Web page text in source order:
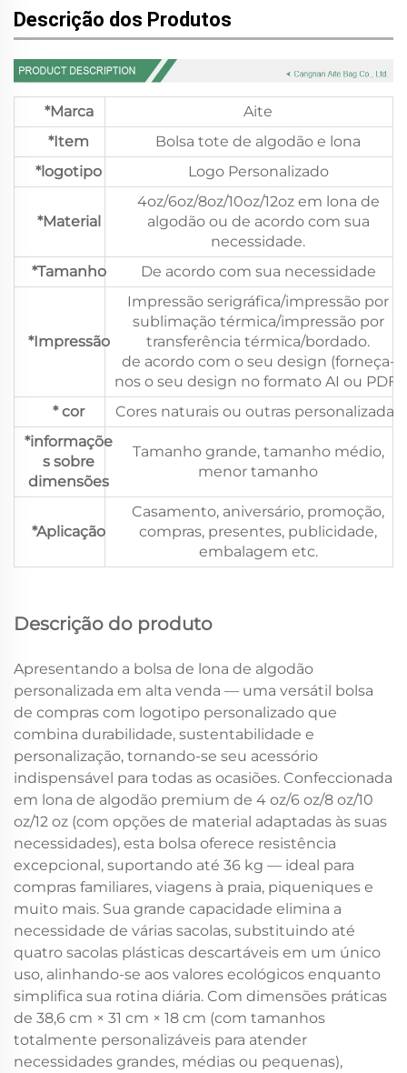
Descrição dos Produtos
*Marca
Aite
*Item
Bolsa tote de algodão e lona
*logotipo
Logo Personalizado
*Material
4oz/6oz/8oz/10oz/12oz em lona de
algodão ou de acordo com sua
necessidade.
*Tamanho
De acordo com sua necessidade
*Impressão
Impressão serigráfica/impressão por
sublimação térmica/impressão por
transferência térmica/bordado.
de acordo com o seu design (forneça-
nos o seu design no formato AI ou PDF)
* cor
Cores naturais ou outras personalizadas
*informaçõe
s sobre
dimensões
Tamanho grande, tamanho médio,
menor tamanho
*Aplicação
Casamento, aniversário, promoção,
compras, presentes, publicidade,
embalagem etc.
Descrição do produto
Apresentando a bolsa de lona de algodão
personalizada em alta venda — uma versátil bolsa
de compras com logotipo personalizado que
combina durabilidade, sustentabilidade e
personalização, tornando-se seu acessório
indispensável para todas as ocasiões. Confeccionada
em lona de algodão premium de 4 oz/6 oz/8 oz/10
oz/12 oz (com opções de material adaptadas às suas
necessidades), esta bolsa oferece resistência
excepcional, suportando até 36 kg — ideal para
compras familiares, viagens à praia, piqueniques e
muito mais. Sua grande capacidade elimina a
necessidade de várias sacolas, substituindo até
quatro sacolas plásticas descartáveis em um único
uso, alinhando-se aos valores ecológicos enquanto
simplifica sua rotina diária. Com dimensões práticas
de 38,6 cm × 31 cm × 18 cm (com tamanhos
totalmente personalizáveis para atender
necessidades grandes, médias ou pequenas),